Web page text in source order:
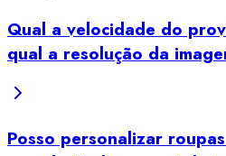
Qual a velocidade do
qual a resolução da
Posso personalizar